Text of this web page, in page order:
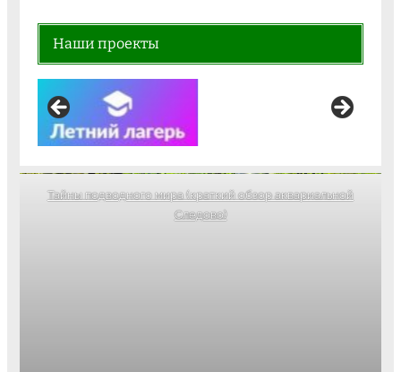
Наши проекты
Тайны подводного мира (краткий обзор аквариальной
Следово)